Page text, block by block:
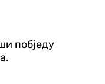
побједу